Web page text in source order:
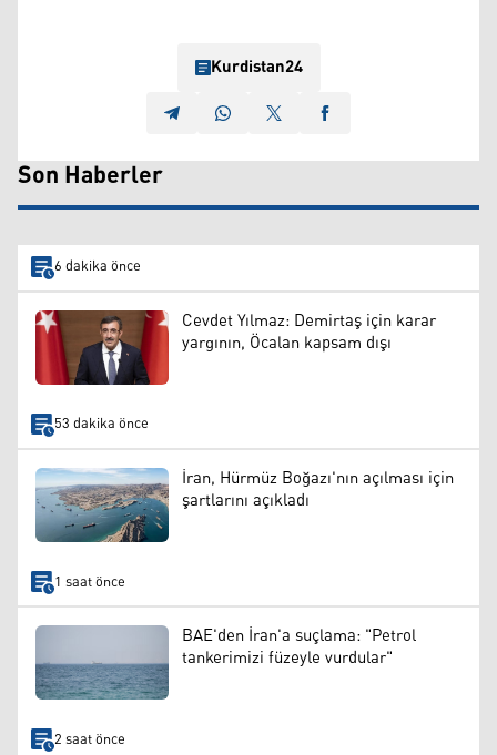
Kurdistan24
Son Haberler
6 dakika önce
Cevdet Yılmaz: Demirtaş için karar
yargının, Öcalan kapsam dışı
53 dakika önce
İran, Hürmüz Boğazı'nın açılması için
şartlarını açıkladı
1 saat önce
BAE'den İran'a suçlama: "Petrol
tankerimizi füzeyle vurdular"
2 saat önce